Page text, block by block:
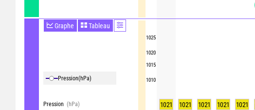
Graphe Tableau
Pression(hPa)
Pression (hPa)
1025
1020
1015
1010
1021 1021 1021 1021 1021